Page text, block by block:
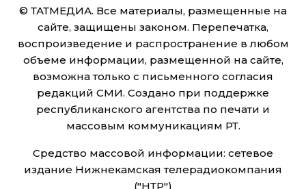
© ТАТМЕДИА. Все материалы, размещенные на
сайте, защищены законом. Перепечатка,
воспроизведение и распространение в любом
объеме информации, размещенной на сайте,
возможна только с письменного согласия
редакций СМИ. Создано при поддержке
республиканского агентства по печати и
массовым коммуникациям РТ.
Средство массовой информации: сетевое
издание Нижнекамская телерадиокомпания
("НТР")